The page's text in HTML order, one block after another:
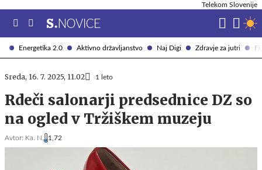
Energetika 2.0 Aktivno državljanstvo Naj Digi Zdravje za jutri
Telekom Slovenije
Sreda, 16. 7. 2025, 11.02 1 leto
Rdeči salonarji predsednice DZ so
na ogled v Tržiškem muzeju
Avtor: Ka. N. 1,72